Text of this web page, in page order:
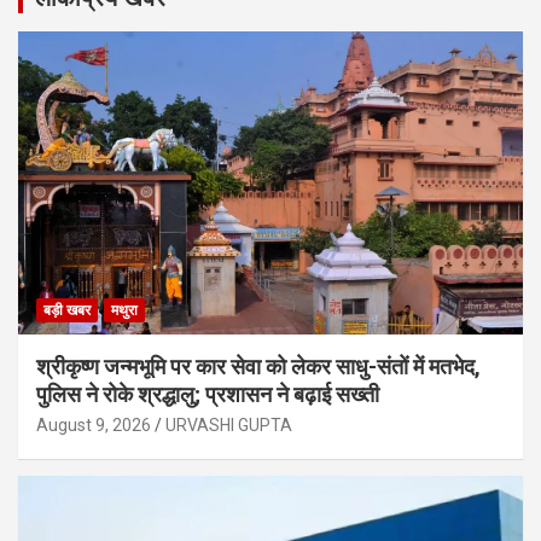
बड़ी खबर मथुरा
श्रीकृष्ण जन्मभूमि पर कार सेवा को लेकर साधु-संतों में मतभेद,
पुलिस ने रोके श्रद्धालु; प्रशासन ने बढ़ाई सख्ती
August 9, 2026 URVASHI GUPTA